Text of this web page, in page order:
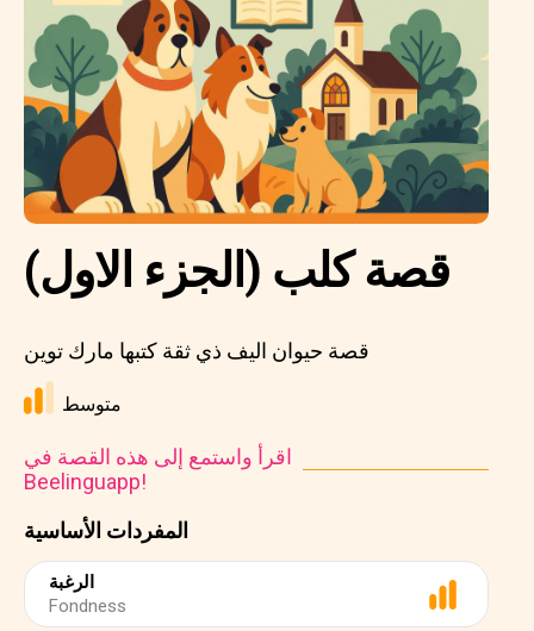
المفردات الأساسية
الرغبة
Fondness
قصة كلب (الجزء الاول)
قصة حيوان اليف ذي ثقة كتبها مارك توين
متوسط
اقرأ واستمع إلى هذه القصة في
Beelinguapp!